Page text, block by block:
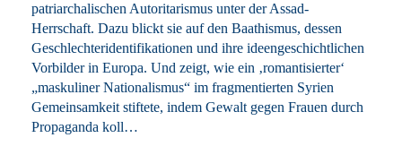
patriarchalischen Autoritarismus unter der Assad-
Herrschaft. Dazu blickt sie auf den Baathismus, dessen
Geschlechteridentifikationen und ihre ideengeschichtlichen
Vorbilder in Europa. Und zeigt, wie ein ‚romantisierter‘
„maskuliner Nationalismus“ im fragmentierten Syrien
Gemeinsamkeit stiftete, indem Gewalt gegen Frauen durch
Propaganda koll…